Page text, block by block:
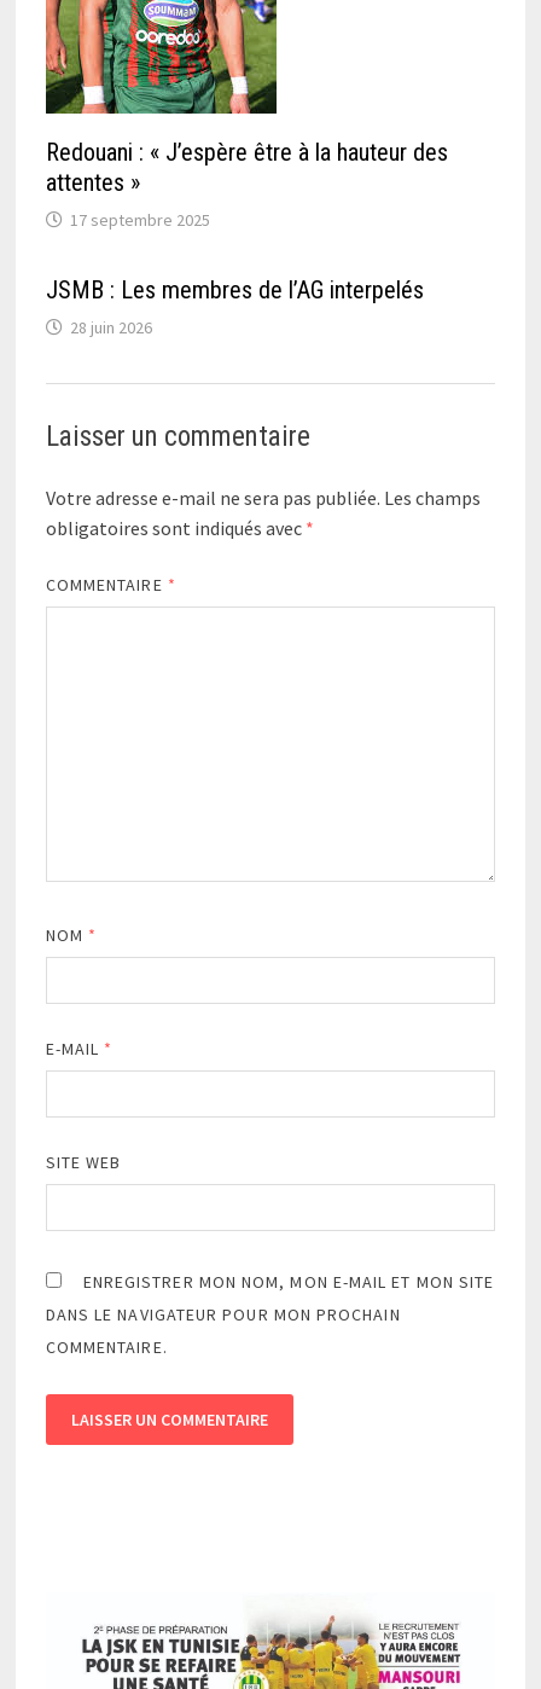
Redouani : « J’espère être à la hauteur des
attentes »
17 septembre 2025
JSMB : Les membres de l’AG interpelés
28 juin 2026
Laisser un commentaire
Votre adresse e-mail ne sera pas publiée. Les champs
obligatoires sont indiqués avec *
COMMENTAIRE *
NOM *
E-MAIL *
SITE WEB
ENREGISTRER MON NOM, MON E-MAIL ET MON SITE
DANS LE NAVIGATEUR POUR MON PROCHAIN
COMMENTAIRE.